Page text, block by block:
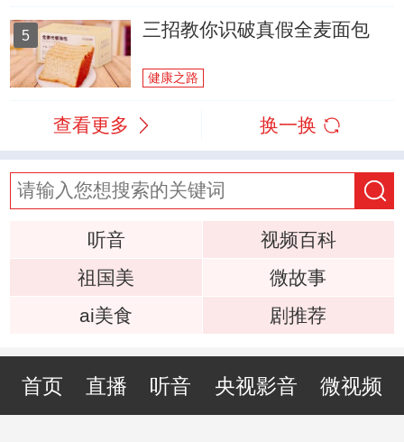
5 三招教你识破真假全麦面包
健康之路
查看更多 换一换
听音
视频百科
祖国美
微故事
ai美食
剧推荐
首页 直播 听音 央视影音 微视频